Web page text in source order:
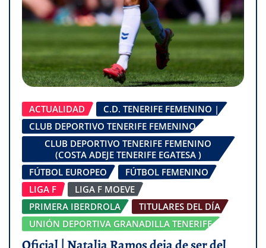
ACTUALIDAD
C.D. TENERIFE FEMENINO |
CLUB DEPORTIVO TENERIFE FEMENINO
CLUB DEPORTIVO TENERIFE FEMENINO
(COSTA ADEJE TENERIFE EGATESA )
FÚTBOL EUROPEO
FÚTBOL FEMENINO
LIGA F
LIGA F MOEVE
PRIMERA IBERDROLA
TITULARES DEL DÍA
UNIÓN DEPORTIVA GRANADILLA TENERIFE